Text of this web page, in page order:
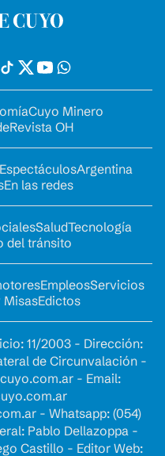
Cuyo Minero
Revista OH
EspectáculosArgentina
En las redes
SaludTecnología
del tránsito
EmpleosServicios
MisasEdictos
11/2003 - Dirección:
de Circunvalación -
- Email:
- Whatsapp: (054)
Pablo Dellazoppa -
Castillo - Editor Web: